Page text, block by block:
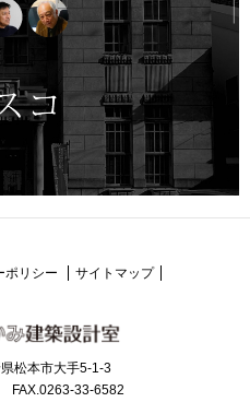
ポリシー サイトマップ
松本市大手5-1-3
FAX.0263-33-6582